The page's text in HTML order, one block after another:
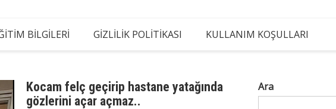
BILGILERI GIZLILIK POLITIKASI KULLANIM KOŞULLARI
Kocam felç geçirip hastane yatağında
gözlerini açar açmaz..
Ara